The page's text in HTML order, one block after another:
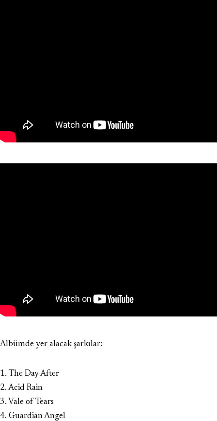
Albümde yer alacak şarkılar:
1. The Day After
2. Acid Rain
3. Vale of Tears
4. Guardian Angel